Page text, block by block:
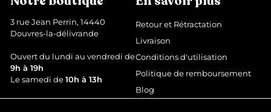
u
i
t
u
l
i
r
3 rue Jean Perrin, 14440
Douvres-la-délivrande
Ouvert du lundi au vendredi de
9h à 19h
Le samedi de10h à 13h
Retour et Rétractation
Livraison
Conditions d'utilisation
Politique de remboursement
Blog